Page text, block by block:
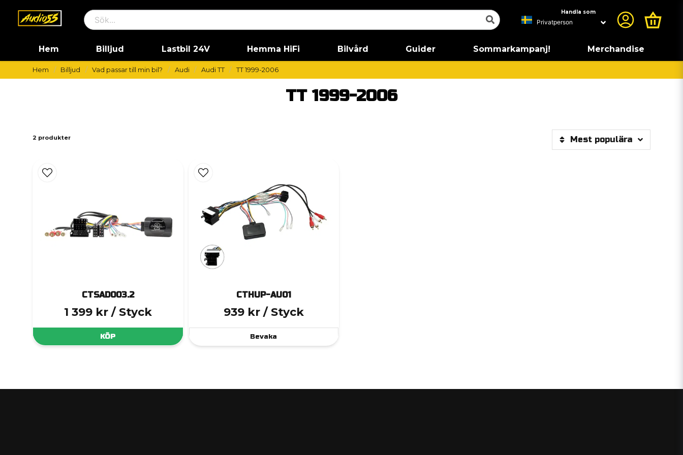
Handla som
Hem Billjud Lastbil 24V Hemma HiFi Bilvård Guider Sommarkampanj! Merchandise
Hem Billjud Vad passar till min bil? Audi Audi TT TT 1999-2006
TT 1999-2006
2 produkter Mest populära
CTSAD003.2
1 399 kr / Styck
KÖP
CTHUP-AU01
939 kr / Styck
Bevaka